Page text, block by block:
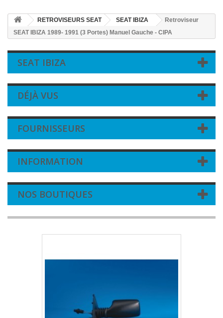
RETROVISEURS SEAT SEAT IBIZA
Retroviseur
SEAT IBIZA 1989- 1991 (3 Portes) Manuel Gauche - CIPA
SEAT IBIZA
DÉJÀ VUS
FOURNISSEURS
INFORMATION
NOS BOUTIQUES